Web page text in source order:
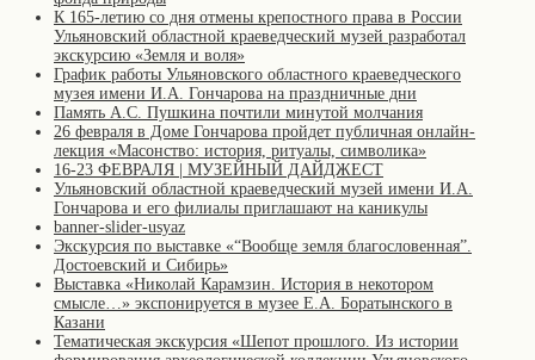
К 165-летию со дня отмены крепостного права в России
Ульяновский областной краеведческий музей разработал
экскурсию «Земля и воля»
График работы Ульяновского областного краеведческого
музея имени И.А. Гончарова на праздничные дни
Память А.С. Пушкина почтили минутой молчания
26 февраля в Доме Гончарова пройдет публичная онлайн-
лекция «Масонство: история, ритуалы, символика»
16-23 ФЕВРАЛЯ | МУЗЕЙНЫЙ ДАЙДЖЕСТ
Ульяновский областной краеведческий музей имени И.А.
Гончарова и его филиалы приглашают на каникулы
banner-slider-usyaz
Экскурсия по выставке «“Вообще земля благословенная”.
Достоевский и Сибирь»
Выставка «Николай Карамзин. История в некотором
смысле…» экспонируется в музее Е.А. Боратынского в
Казани
Тематическая экскурсия «Шепот прошлого. Из истории